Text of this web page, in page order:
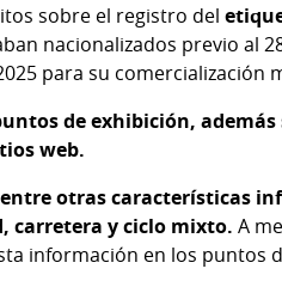
sobre el registro del
nacionalizados previo al
para su comercialización
de exhibición,
web.
otras características
carretera y ciclo mixto. A
información en los puntos